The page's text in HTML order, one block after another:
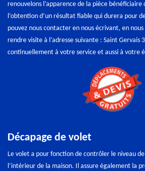
renouvelons l’apparence de la pièce bénéficiaire
l’obtention d’un résultat fiable qui durera pour
pouvez nous contacter en nous écrivant, en
rendre visite à l’adresse suivante : Saint Gervais
continuellement à votre service et aussi à votre
Décapage de volet
Le volet a pour fonction de contrôler le niveau
l’intérieur de la maison. Il assure également la